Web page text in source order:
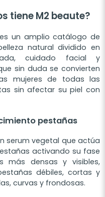
tiene M2 beaute?
un amplio catálogo de
natural dividido en
cuidado facial y
sin duda se convierten
mujeres de todas las
sin afectar su piel con
pestañas
serum vegetal que actúa
activando su fase
más densas y visibles,
débiles, cortas y
curvas y frondosas.